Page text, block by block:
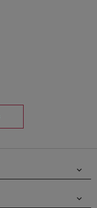
keyboard_arrow_down
keyboard_arrow_down